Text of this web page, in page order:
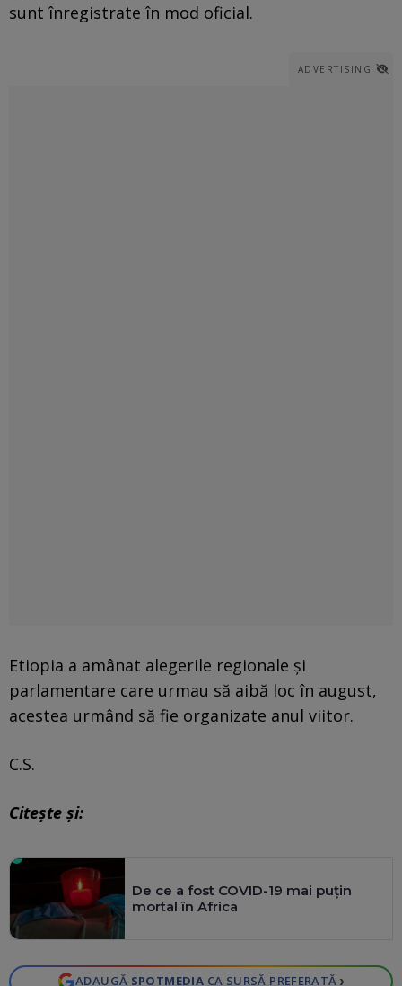
sunt înregistrate în mod oficial.
ADVERTISING
Etiopia a amânat alegerile regionale şi
parlamentare care urmau să aibă loc în august,
acestea urmând să fie organizate anul viitor.
C.S.
Citeşte şi:
De ce a fost COVID-19 mai puțin
mortal în Africa
ADAUGĂ SPOTMEDIA CA SURSĂ PREFERATĂ ›